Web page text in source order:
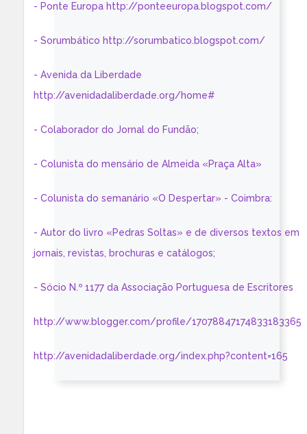
- Ponte Europa http://ponteeuropa.blogspot.com/
- Sorumbático http://sorumbatico.blogspot.com/
- Avenida da Liberdade
http://avenidadaliberdade.org/home#
- Colaborador do Jornal do Fundão;
- Colunista do mensário de Almeida «Praça Alta»
- Colunista do semanário «O Despertar» - Coimbra:
- Autor do livro «Pedras Soltas» e de diversos textos em
jornais, revistas, brochuras e catálogos;
- Sócio N.º 1177 da Associação Portuguesa de Escritores
http://www.blogger.com/profile/17078847174833183365
http://avenidadaliberdade.org/index.php?content=165